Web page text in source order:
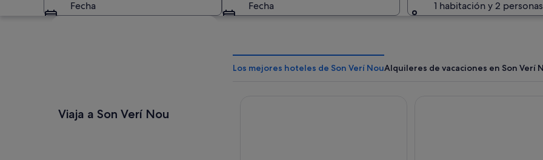
Fecha
Fecha
1 habitación y 2 personas
Viaja a Son Verí Nou
Los mejores hoteles de Son Verí NouAlquileres de vacaciones en Son Verí